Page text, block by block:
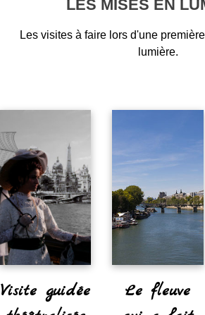
LES MISES EN
Les visites à faire lors d'une
lumière.
Visite guidée
Le fleuve